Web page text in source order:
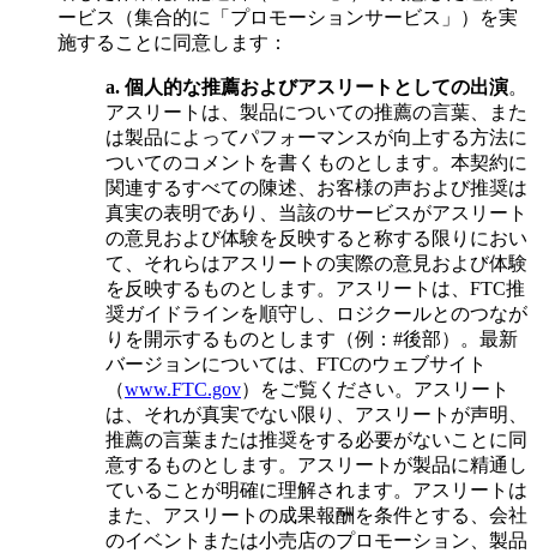
ービス（集合的に「プロモーションサービス」）を実
施することに同意します：
a. 個人的な推薦およびアスリートとしての出演。
アスリートは、製品についての推薦の言葉、また
は製品によってパフォーマンスが向上する方法に
ついてのコメントを書くものとします。本契約に
関連するすべての陳述、お客様の声および推奨は
真実の表明であり、当該のサービスがアスリート
の意見および体験を反映すると称する限りにおい
て、それらはアスリートの実際の意見および体験
を反映するものとします。アスリートは、FTC推
奨ガイドラインを順守し、ロジクールとのつなが
りを開示するものとします（例：#後部）。最新
バージョンについては、FTCのウェブサイト
（www.FTC.gov）をご覧ください。アスリート
は、それが真実でない限り、アスリートが声明、
推薦の言葉または推奨をする必要がないことに同
意するものとします。アスリートが製品に精通し
ていることが明確に理解されます。アスリートは
また、アスリートの成果報酬を条件とする、会社
のイベントまたは小売店のプロモーション、製品